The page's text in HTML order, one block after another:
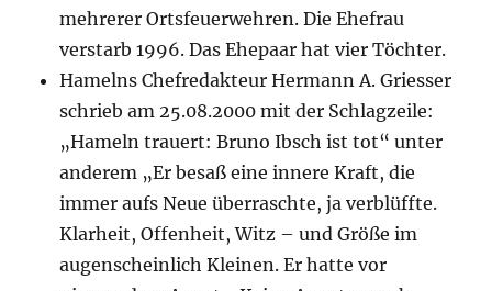
mehrerer Ortsfeuerwehren. Die Ehefrau
verstarb 1996. Das Ehepaar hat vier Töchter.
Hamelns Chefredakteur Hermann A. Griesser
schrieb am 25.08.2000 mit der Schlagzeile:
„Hameln trauert: Bruno Ibsch ist tot“ unter
anderem „Er besaß eine innere Kraft, die
immer aufs Neue überraschte, ja verblüffte.
Klarheit, Offenheit, Witz – und Größe im
augenscheinlich Kleinen. Er hatte vor